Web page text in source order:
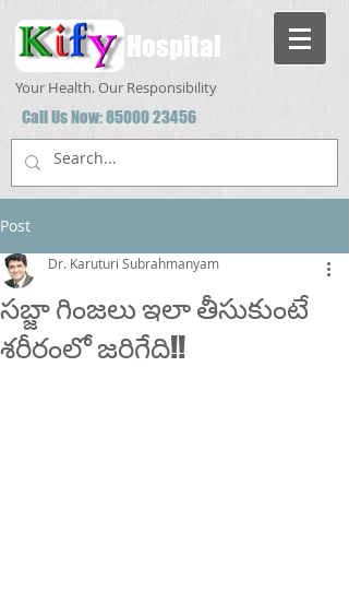
Hospital
Your Health. Our Responsibility
Call Us Now:85000 23456
Post
సబ్జా గింజలు ఇలా తీసుకుంటే
శరీరంలో జరిగేది!!
Dr. Karuturi Subrahmanyam